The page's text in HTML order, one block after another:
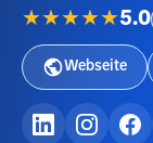
★★★★★5.0(
Webseite